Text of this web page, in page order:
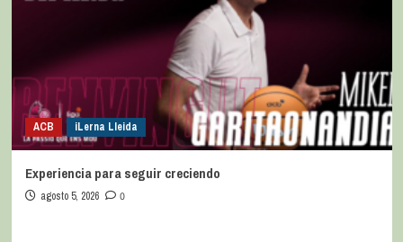
ACB iLerna Lleida
Experiencia para seguir creciendo
agosto 5, 2026 0